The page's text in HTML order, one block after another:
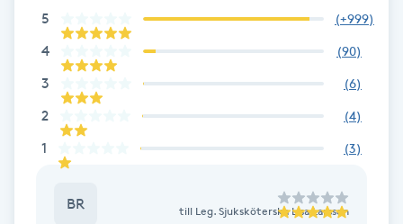
Fotsvamp
Fotvård
Fransar
Fransborttagning
Fransfärgning
5 (+999)
4 (90)
3 (6)
2 (4)
1 (3)
BR till Leg. Sjuksköterska Lisa Larsson